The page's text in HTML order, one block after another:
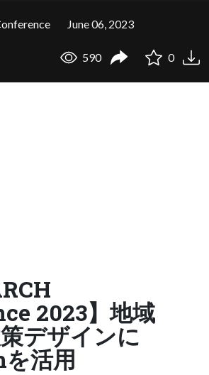
June 06, 2023
590 0
2023】地域
デザインに
活用